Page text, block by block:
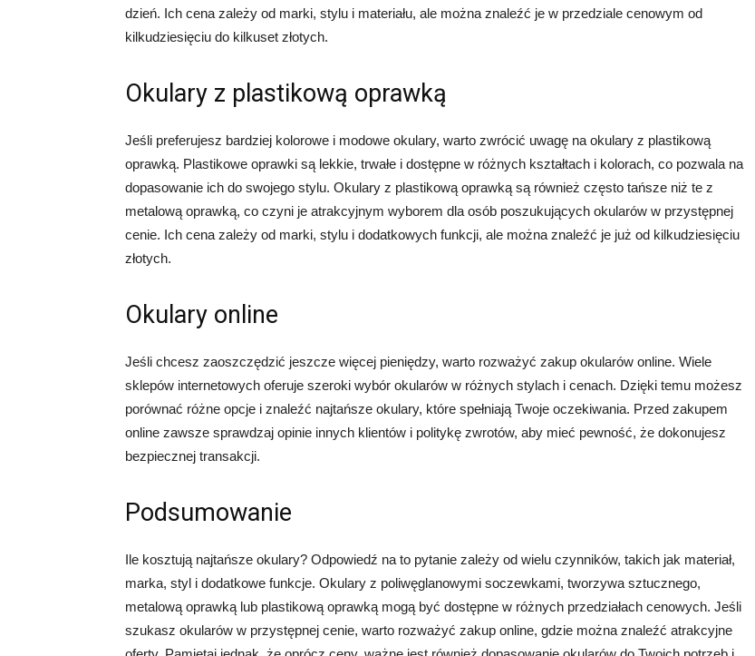
dzień. Ich cena zależy od marki, stylu i materiału, ale można znaleźć je w przedziale cenowym od
kilkudziesięciu do kilkuset złotych.
Okulary z plastikową oprawką
Jeśli preferujesz bardziej kolorowe i modowe okulary, warto zwrócić uwagę na okulary z plastikową
oprawką. Plastikowe oprawki są lekkie, trwałe i dostępne w różnych kształtach i kolorach, co pozwala na
dopasowanie ich do swojego stylu. Okulary z plastikową oprawką są również często tańsze niż te z
metalową oprawką, co czyni je atrakcyjnym wyborem dla osób poszukujących okularów w przystępnej
cenie. Ich cena zależy od marki, stylu i dodatkowych funkcji, ale można znaleźć je już od kilkudziesięciu
złotych.
Okulary online
Jeśli chcesz zaoszczędzić jeszcze więcej pieniędzy, warto rozważyć zakup okularów online. Wiele
sklepów internetowych oferuje szeroki wybór okularów w różnych stylach i cenach. Dzięki temu możesz
porównać różne opcje i znaleźć najtańsze okulary, które spełniają Twoje oczekiwania. Przed zakupem
online zawsze sprawdzaj opinie innych klientów i politykę zwrotów, aby mieć pewność, że dokonujesz
bezpiecznej transakcji.
Podsumowanie
Ile kosztują najtańsze okulary? Odpowiedź na to pytanie zależy od wielu czynników, takich jak materiał,
marka, styl i dodatkowe funkcje. Okulary z poliwęglanowymi soczewkami, tworzywa sztucznego,
metalową oprawką lub plastikową oprawką mogą być dostępne w różnych przedziałach cenowych. Jeśli
szukasz okularów w przystępnej cenie, warto rozważyć zakup online, gdzie można znaleźć atrakcyjne